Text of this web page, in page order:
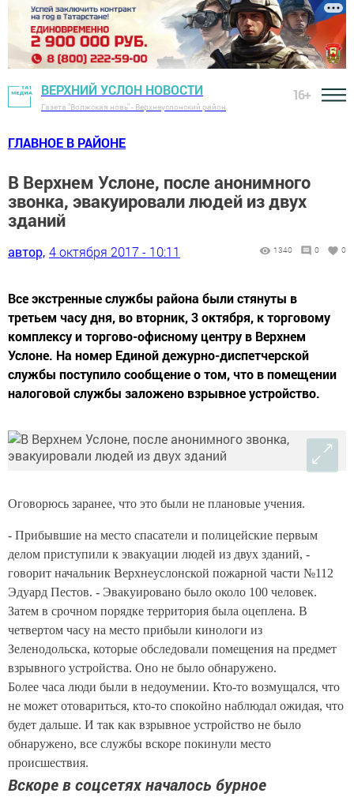
ВЕРХНИЙ УСЛОН НОВОСТИ
Газета "Волжская новь" - Верхнеуслонский район
16+
ГЛАВНОЕ В РАЙОНЕ
В Верхнем Услоне, после анонимного
звонка, эвакуировали людей из двух
зданий
автор, 4 октября 2017 - 10:11 1340 0 0
Все экстренные службы района были стянуты в
третьем часу дня, во вторник, 3 октября, к торговому
комплексу и торгово-офисному центру в Верхнем
Услоне. На номер Единой дежурно-диспетчерской
службы поступило сообщение о том, что в помещении
налоговой службы заложено взрывное устройство.
Оговорюсь заранее, что это были не плановые учения.
- Прибывшие на место спасатели и полицейские первым
делом приступили к эвакуации людей из двух зданий, -
говорит начальник Верхнеуслонской пожарной части №112
Эдуард Пестов. - Эвакуировано было около 100 человек.
Затем в срочном порядке территория была оцеплена. В
четвертом часу на место прибыли кинологи из
Зеленодольска, которые обследовали помещения на предмет
взрывного устройства. Оно не было обнаружено.
Более часа люди были в недоумении. Кто-то возмущался, что
не может отовариться, кто-то спокойно наблюдал ожидая, что
будет дальше. И так как взрывное устройство не было
обнаружено, все службы вскоре покинули место
происшествия.
Вскоре в соцсетях началось бурное